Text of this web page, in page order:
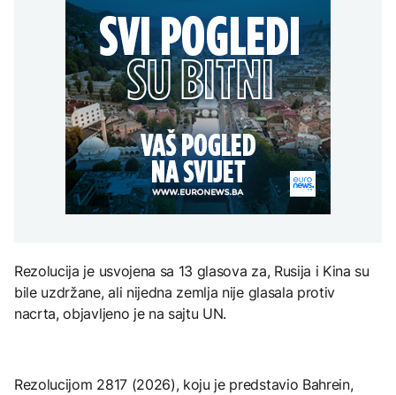
helikoptera učestvuju u
gašenju
AKTUELNO
Požari kod Konjica
prijete kućama, dva
helikoptera učestvuju u
gašenju
Nuklearka Krško
smanjuje proizvodnju
zbog niskog vodostaja i
visokih temperatura
Save
američka nuklearna
strategija povećava rizik
od globalnog sukoba
AKTUELNO
Trump vjeruje da će rat s
Iranom uskoro biti
završen
miliona dolara
KULTURA
Rat i pijesak prijete
drevnim piramidama
Meroe u Sudanu
albumu
Rezolucija je usvojena sa 13 glasova za, Rusija i Kina su
bile uzdržane, ali nijedna zemlja nije glasala protiv
nacrta, objavljeno je na sajtu UN.
Rezolucijom 2817 (2026), koju je predstavio Bahrein,